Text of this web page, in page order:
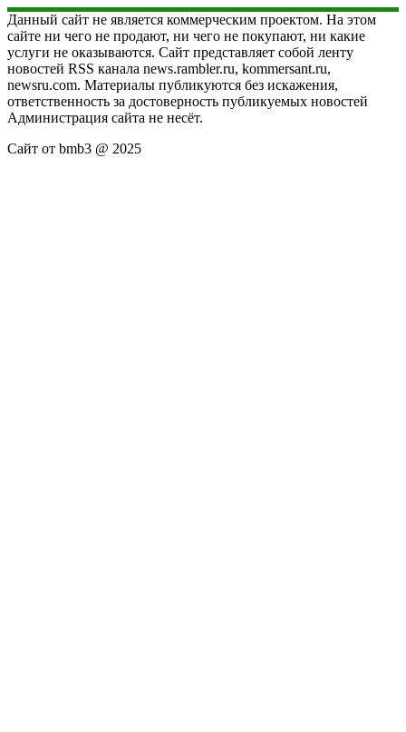
Данный сайт не является коммерческим проектом. На этом
сайте ни чего не продают, ни чего не покупают, ни какие
услуги не оказываются. Сайт представляет собой ленту
новостей RSS канала news.rambler.ru, kommersant.ru,
newsru.com. Материалы публикуются без искажения,
ответственность за достоверность публикуемых новостей
Администрация сайта не несёт.
Сайт от bmb3 @ 2025